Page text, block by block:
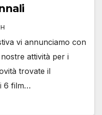
vi annunciamo con
attività per i
trovate il
6 film…